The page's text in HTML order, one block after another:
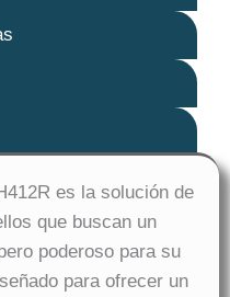
es la solución de
que buscan un
poderoso para su
para ofrecer un